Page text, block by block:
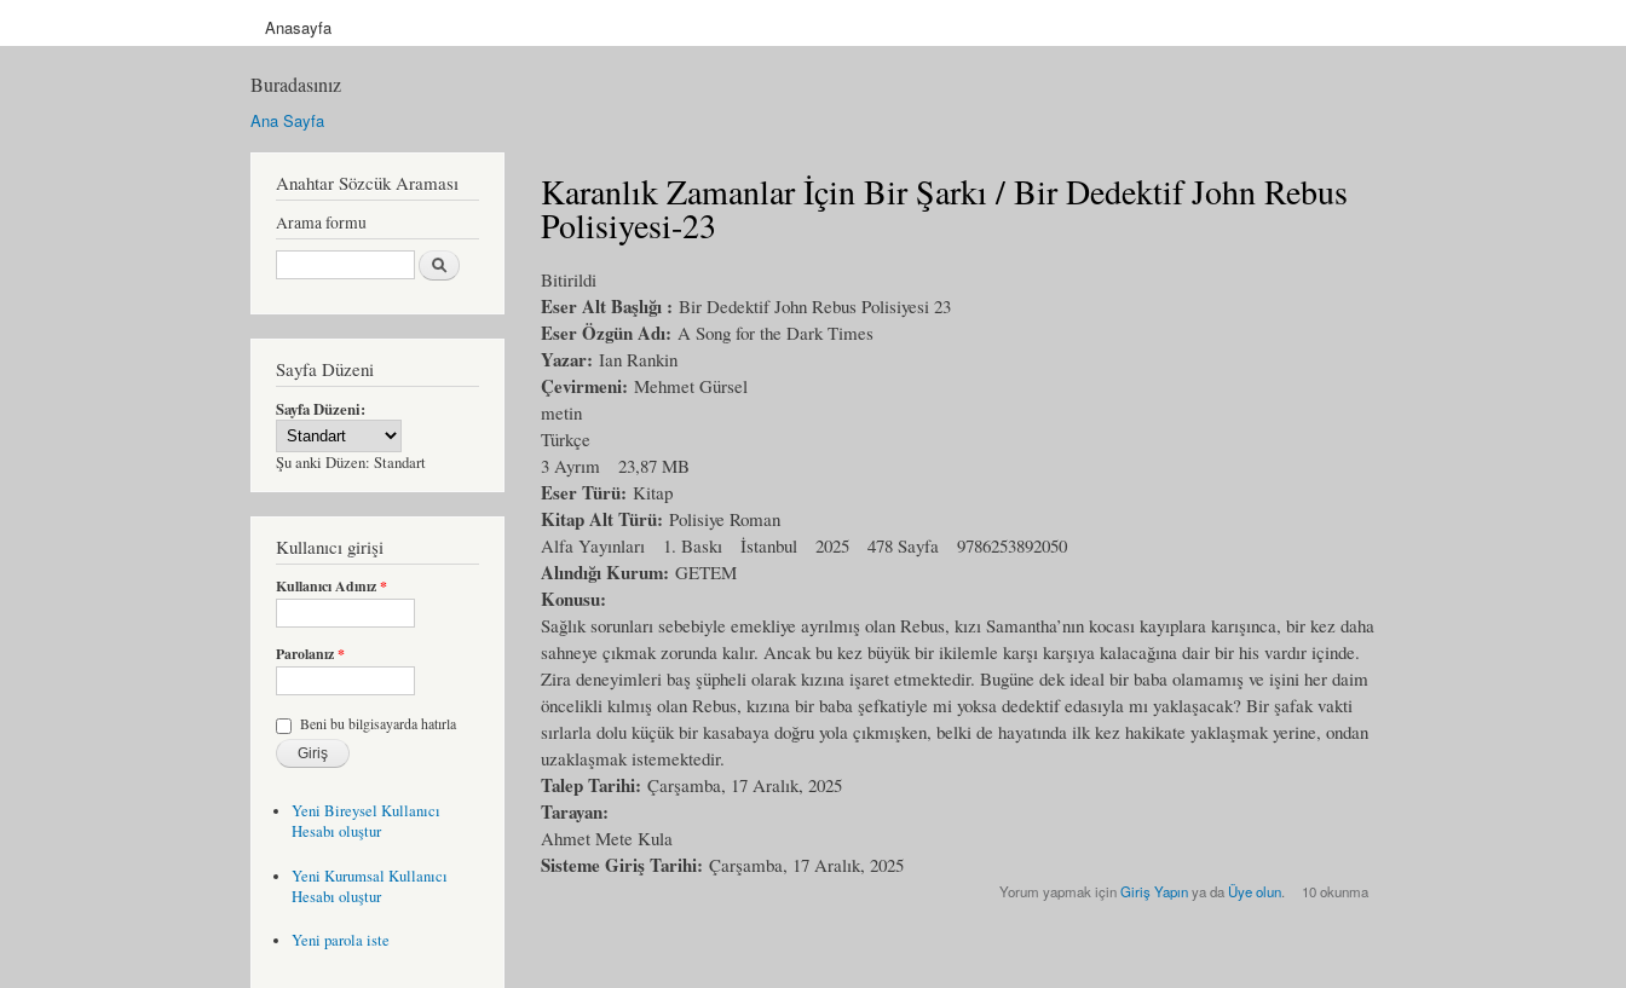
Anasayfa
Buradasınız
Ana Sayfa
Anahtar Sözcük Araması
Arama formu
Ara
Sayfa Düzeni
Sayfa Düzeni:
Şu anki Düzen: Standart
Kullanıcı girişi
Kullanıcı Adınız*
Parolanız*
Beni bu bilgisayarda hatırla
Yeni Bireysel Kullanıcı
Hesabı oluştur
Yeni Kurumsal Kullanıcı
Hesabı oluştur
Yeni parola iste
Karanlık Zamanlar İçin Bir Şarkı / Bir Dedektif John Rebus
Polisiyesi-23
Bitirildi
Eser Alt Başlığı : Bir Dedektif John Rebus Polisiyesi 23
Eser Özgün Adı: A Song for the Dark Times
Yazar: Ian Rankin
Çevirmeni: Mehmet Gürsel
metin
Türkçe
3 Ayrım
23,87 MB
Eser Türü: Kitap
Kitap Alt Türü: Polisiye Roman
Alfa Yayınları
1. Baskı İstanbul 2025 478 Sayfa 9786253892050
Alındığı Kurum: GETEM
Konusu:
Sağlık sorunları sebebiyle emekliye ayrılmış olan Rebus, kızı Samantha’nın kocası kayıplara karışınca, bir kez daha
sahneye çıkmak zorunda kalır. Ancak bu kez büyük bir ikilemle karşı karşıya kalacağına dair bir his vardır içinde.
Zira deneyimleri baş şüpheli olarak kızına işaret etmektedir. Bugüne dek ideal bir baba olamamış ve işini her daim
öncelikli kılmış olan Rebus, kızına bir baba şefkatiyle mi yoksa dedektif edasıyla mı yaklaşacak? Bir şafak vakti
sırlarla dolu küçük bir kasabaya doğru yola çıkmışken, belki de hayatında ilk kez hakikate yaklaşmak yerine, ondan
uzaklaşmak istemektedir.
Talep Tarihi: Çarşamba, 17 Aralık, 2025
Tarayan:
Ahmet Mete Kula
Sisteme Giriş Tarihi: Çarşamba, 17 Aralık, 2025
Yorum yapmak içinGiriş Yapınya da Üye olun. 10 okunma